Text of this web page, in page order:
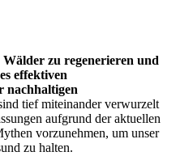
Wälder zu regenerieren und
effektiven
nachhaltigen
tief miteinander verwurzelt
aufgrund der aktuellen
vorzunehmen, um unser
zu halten.